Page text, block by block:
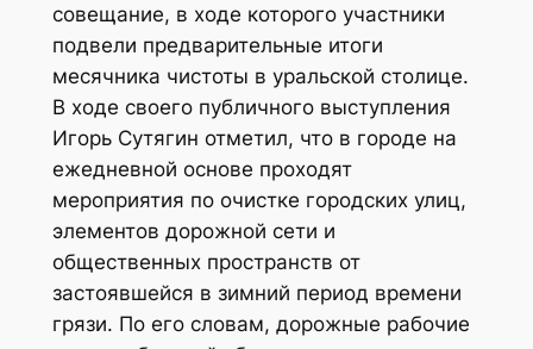
совещание, в ходе которого участники
подвели предварительные итоги
месячника чистоты в уральской столице.
В ходе своего публичного выступления
Игорь Сутягин отметил, что в городе на
ежедневной основе проходят
мероприятия по очистке городских улиц,
элементов дорожной сети и
общественных пространств от
застоявшейся в зимний период времени
грязи. По его словам, дорожные рабочие